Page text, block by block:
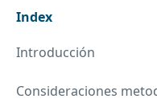
Index
Introducción
Consideraciones